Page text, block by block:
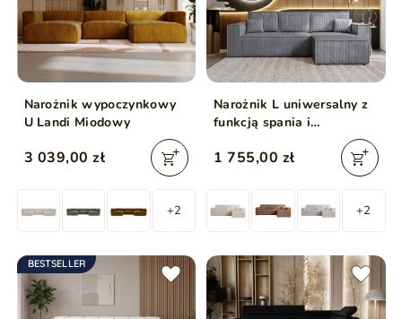
Narożnik wypoczynkowy
U Landi Miodowy
3 039,00 zł
+2
Narożnik L uniwersalny z
funkcją spania i
pojemnikiem Prato XL
Ciemny szary
1 755,00 zł
+2
BESTSELLER